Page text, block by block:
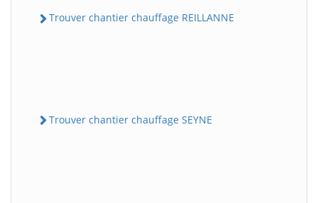
Trouver chantier chauffage REILLANNE
Trouver chantier chauffage SEYNE